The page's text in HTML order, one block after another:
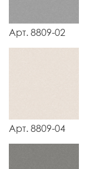
Арт. 8809-02
Арт. 8809-04